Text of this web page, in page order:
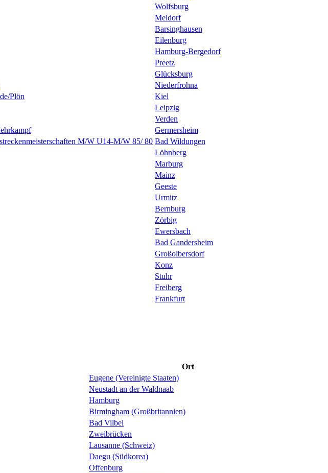
Wolfsburg
Meldorf
Barsinghausen
Eilenburg
Hamburg-Bergedorf
Preetz
Glücksburg
Niederfrohna
Plön
Kiel
Leipzig
Verden
Germersheim
M/W U14-M/W 85/ 80 Bad Wildungen
Löhnberg
Marburg
Mainz
Geeste
Urmitz
Bernburg
Zörbig
Ewersbach
Bad Gandersheim
Großolbersdorf
Konz
Stuhr
Freiberg
Frankfurt
Ort
Eugene (Vereinigte Staaten)
Neustadt an der Waldnaab
Hamburg
Birmingham (Großbritannien)
Bad Vilbel
Zweibrücken
Lausanne (Schweiz)
Daegu (Südkorea)
Offenburg